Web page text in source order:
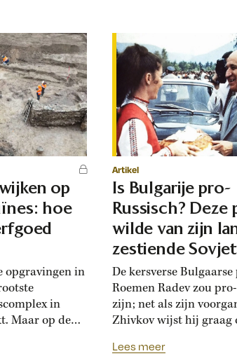
op
hoe
opgravingen in
in
Maar op de
Artikel
Is Bulgarije pro-
Russisch? Deze
wilde van zijn
zestiende
maken
De kersverse
Roemen Radev zou
zijn; net als zijn
Zhivkov wijst hij graag
Lees meer